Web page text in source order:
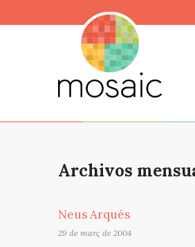
Archivos
Neus Arqués
29 de març de 2004